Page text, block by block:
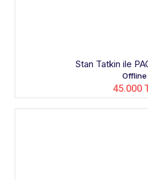
Stan Tatkin ile
Offline
45.000